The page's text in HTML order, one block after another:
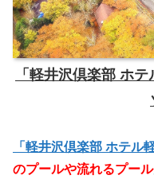
「軽井沢倶楽部 ホ
「軽井沢倶楽部 ホテル
のプールや流れるプール